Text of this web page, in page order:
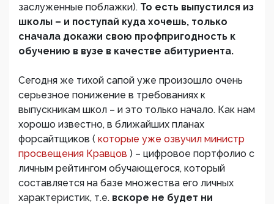
заслуженные поблажки). То есть выпустился из
школы – и поступай куда хочешь, только
сначала докажи свою профпригодность к
обучению в вузе в качестве абитуриента.
Сегодня же тихой сапой уже произошло очень
серьезное понижение в требованиях к
выпускникам школ – и это только начало. Как нам
хорошо известно, в ближайших планах
форсайтщиков ( которые уже озвучил министр
просвещения Кравцов ) – цифровое портфолио с
личным рейтингом обучающегося, который
составляется на базе множества его личных
характеристик, т.е. вскоре не будет ни